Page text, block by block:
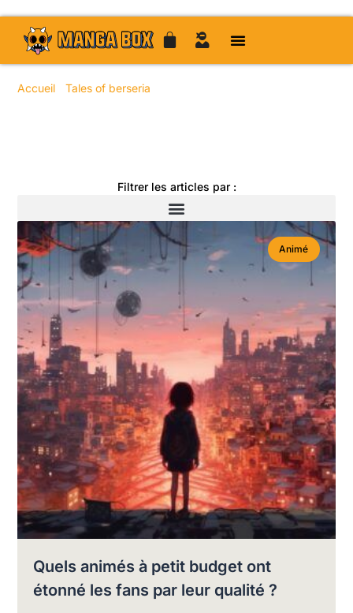
Accueil /Tales of berseria
Filtrer les articles par :
Animé
Quels animés à petit budget ont
étonné les fans par leur qualité ?